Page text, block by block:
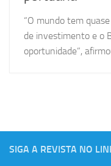
“O mundo tem
de investimento e o
oportunidade”,
SIGA A REVISTA NO